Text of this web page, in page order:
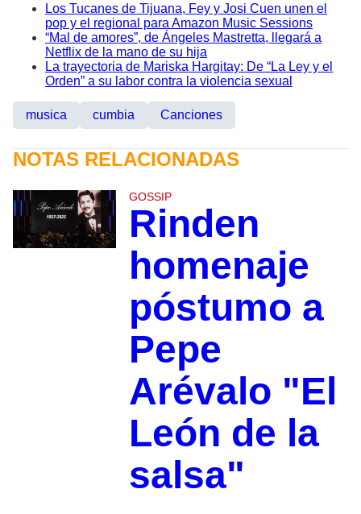
Los Tucanes de Tijuana, Fey y Josi Cuen unen el
pop y el regional para Amazon Music Sessions
“Mal de amores”, de Ángeles Mastretta, llegará a
Netflix de la mano de su hija
La trayectoria de Mariska Hargitay: De “La Ley y el
Orden” a su labor contra la violencia sexual
musica cumbia Canciones
NOTAS RELACIONADAS
GOSSIP
Rinden
homenaje
póstumo a
Pepe
Arévalo "El
León de la
salsa"